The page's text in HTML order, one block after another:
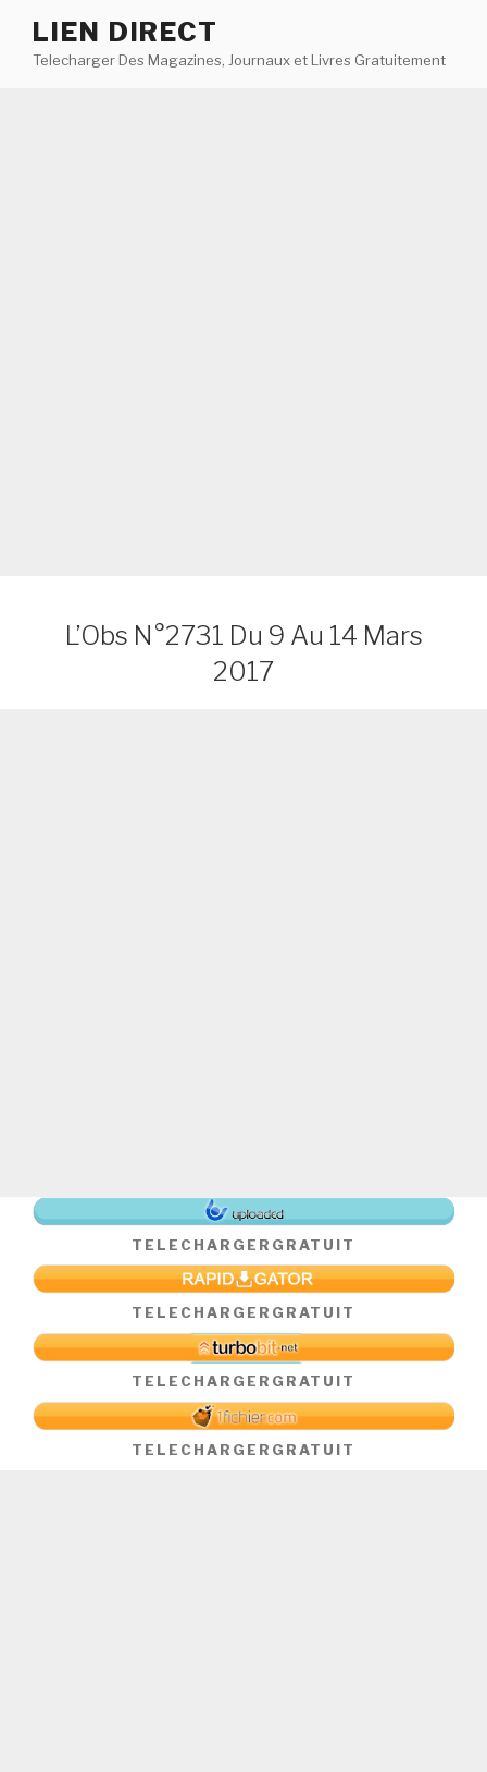
contenu
LIEN DIRECT
Telecharger Des Magazines, Journaux et Livres Gratuitement
L’Obs N°2731 Du 9 Au 14 Mars
2017
TELECHARGER GRATUIT
TELECHARGER GRATUIT
TELECHARGER GRATUIT
TELECHARGER GRATUIT